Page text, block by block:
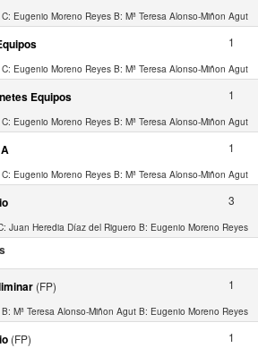
C: Eugenio Moreno Reyes B: Mª Teresa Alonso-Miñon Agut
1
C: Eugenio Moreno Reyes B: Mª Teresa Alonso-Miñon Agut
Equipos 1
C: Eugenio Moreno Reyes B: Mª Teresa Alonso-Miñon Agut
1
C: Eugenio Moreno Reyes B: Mª Teresa Alonso-Miñon Agut
3
Juan Heredia Díaz del Riguero B: Eugenio Moreno Reyes
(FP) 1
B: Mª Teresa Alonso-Miñon Agut B: Eugenio Moreno Reyes
(FP) 1